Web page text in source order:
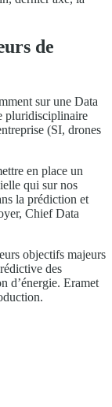
de
sur une Data
pluridisciplinaire
(SI, drones
en place un
qui sur nos
la prédiction et
Chief Data
objectifs majeurs
des
d’énergie. Eramet